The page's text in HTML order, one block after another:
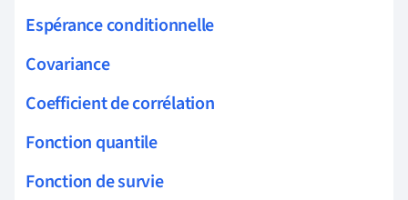
Espérance conditionnelle
Covariance
Coefficient de corrélation
Fonction quantile
Fonction de survie